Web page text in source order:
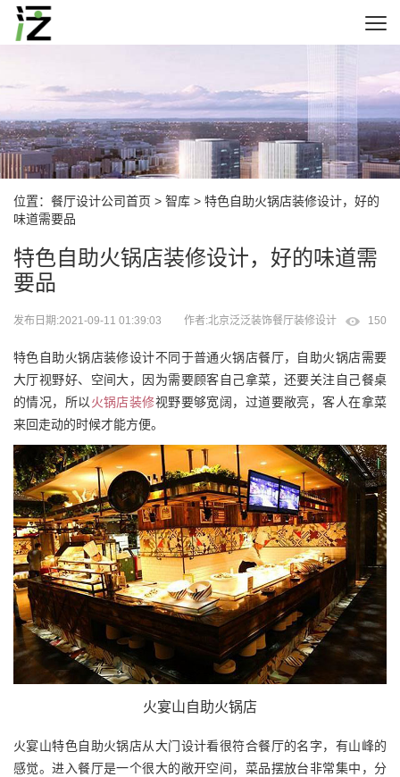
位置： 餐厅设计公司首页 > 智库 > 特色自助火锅店装修设计，好的
味道需要品
特色自助火锅店装修设计，好的味道需
要品
发布日期:2021-09-11 01:39:03 作者:北京泛泛装饰餐厅装修设计 150
特色自助火锅店装修设计不同于普通火锅店餐厅，自助火锅店需要
大厅视野好、空间大，因为需要顾客自己拿菜，还要关注自己餐桌
的情况，所以 火锅店装修视野要够宽阔，过道要敞亮，客人在拿菜
来回走动的时候才能方便。
火宴山自助火锅店
火宴山特色自助火锅店从大门设计看很符合餐厅的名字，有山峰的
感觉。进入餐厅是一个很大的敞开空间，菜品摆放台非常集中，分